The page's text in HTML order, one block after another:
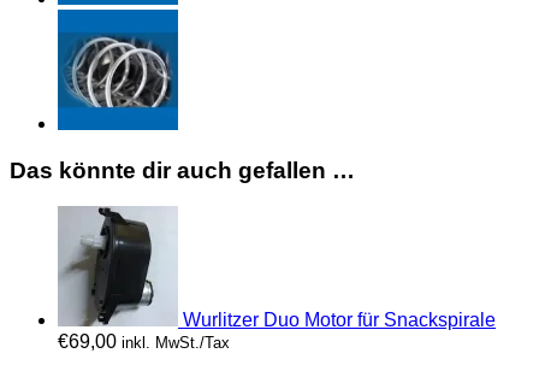
Das könnte dir auch gefallen …
Wurlitzer Duo Motor für Snackspirale
€69,00 inkl. MwSt./Tax